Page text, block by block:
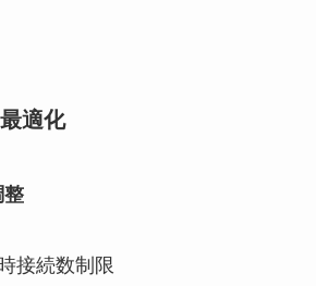
適化
整
接続数制限